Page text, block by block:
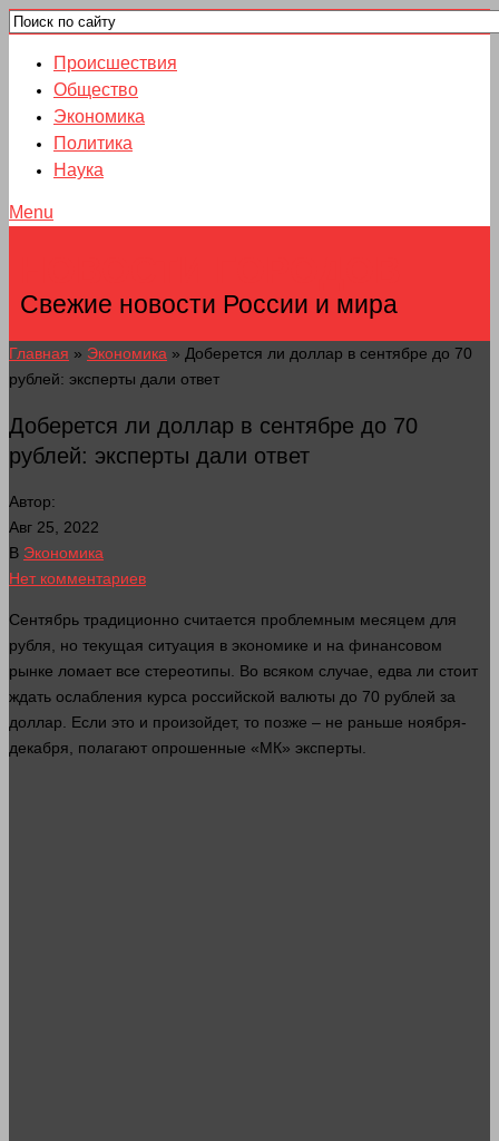
Происшествия
Общество
Экономика
Политика
Наука
Menu
Свежие новости России и мира
Главная » Экономика » Доберется ли доллар в сентябре до 70
рублей: эксперты дали ответ
Доберется ли доллар в сентябре до 70
рублей: эксперты дали ответ
Автор:
Авг 25, 2022
В Экономика
Нет комментариев
Сентябрь традиционно считается проблемным месяцем для
рубля , но текущая ситуация в экономике и на финансовом
рынке ломает все стереотипы. Во всяком случае , едва ли стоит
ждать ослабления курса российской валюты до 70 рублей за
доллар . Если это и произойдет, то позже – не раньше ноября-
декабря, полагают опрошенные «МК» эксперты.